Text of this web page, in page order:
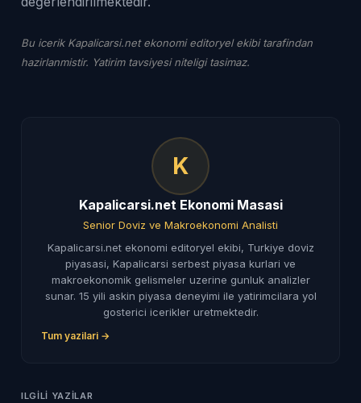
Bu icerik Kapalicarsi.net ekonomi editoryel ekibi tarafindan
hazirlanmistir. Yatirim tavsiyesi niteligi tasimaz.
K
Kapalicarsi.net Ekonomi Masasi
Senior Doviz ve Makroekonomi Analisti
Kapalicarsi.net ekonomi editoryel ekibi, Turkiye doviz
piyasasi, Kapalicarsi serbest piyasa kurlari ve
makroekonomik gelismeler uzerine gunluk analizler
sunar. 15 yili askin piyasa deneyimi ile yatirimcilara yol
gosterici icerikler uretmektedir.
Tum yazilari →
ILGILI YAZILAR